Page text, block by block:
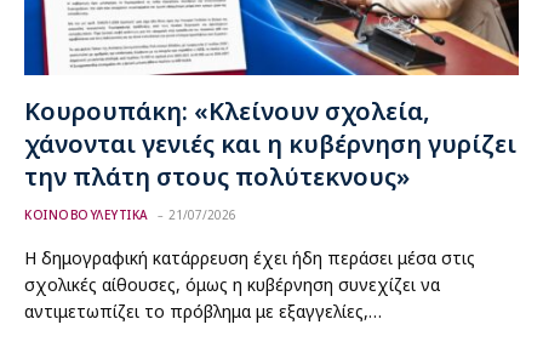
Κουρουπάκη: «Κλείνουν σχολεία,
χάνονται γενιές και η κυβέρνηση γυρίζει
την πλάτη στους πολύτεκνους»
ΚΟΙΝΟΒΟΥΛΕΥΤΙΚΑ 21/07/2026
Η δημογραφική κατάρρευση έχει ήδη περάσει μέσα στις
σχολικές αίθουσες, όμως η κυβέρνηση συνεχίζει να
αντιμετωπίζει το πρόβλημα με εξαγγελίες,…